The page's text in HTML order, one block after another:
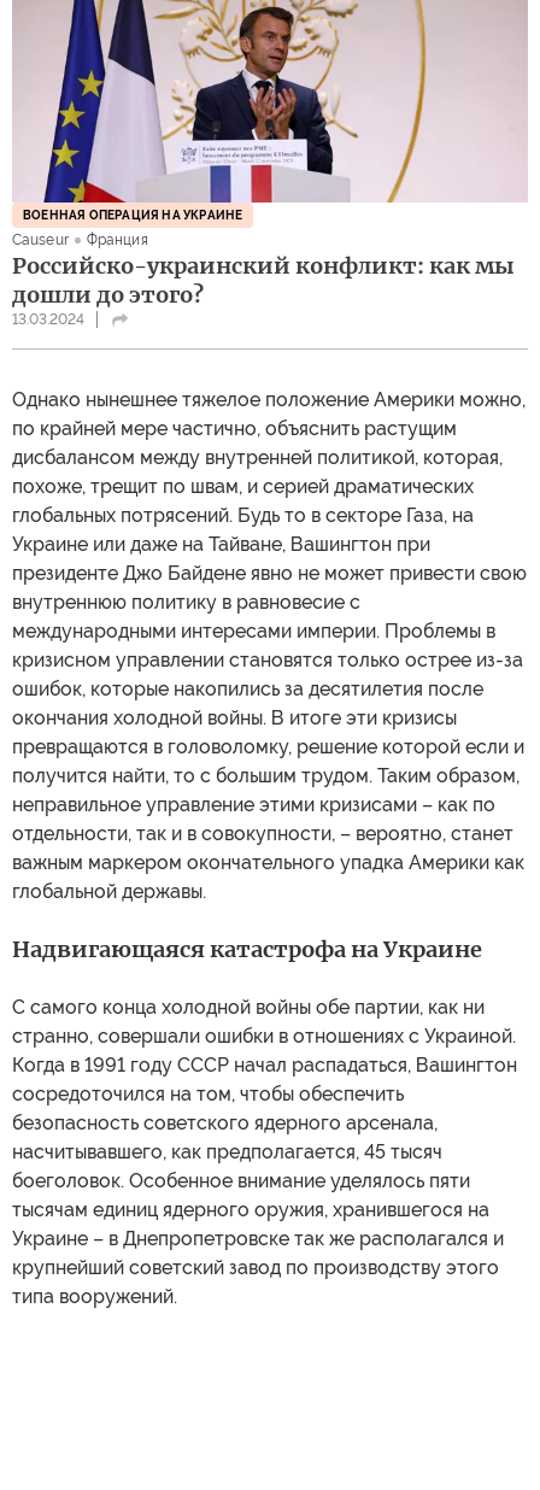
ВОЕННАЯ ОПЕРАЦИЯ НА УКРАИНЕ
Causeur Франция
Российско-украинский конфликт: как мы
дошли до этого?
13.03.2024
Однако нынешнее тяжелое положение Америки можно,
по крайней мере частично, объяснить растущим
дисбалансом между внутренней политикой, которая,
похоже, трещит по швам, и серией драматических
глобальных потрясений. Будь то в секторе Газа, на
Украине или даже на Тайване, Вашингтон при
президенте Джо Байдене явно не может привести свою
внутреннюю политику в равновесие с
международными интересами империи. Проблемы в
кризисном управлении становятся только острее из-за
ошибок, которые накопились за десятилетия после
окончания холодной войны. В итоге эти кризисы
превращаются в головоломку, решение которой если и
получится найти, то с большим трудом. Таким образом,
неправильное управление этими кризисами – как по
отдельности, так и в совокупности, – вероятно, станет
важным маркером окончательного упадка Америки как
глобальной державы.
Надвигающаяся катастрофа на Украине
С самого конца холодной войны обе партии, как ни
странно, совершали ошибки в отношениях с Украиной.
Когда в 1991 году СССР начал распадаться, Вашингтон
сосредоточился на том, чтобы обеспечить
безопасность советского ядерного арсенала,
насчитывавшего, как предполагается, 45 тысяч
боеголовок. Особенное внимание уделялось пяти
тысячам единиц ядерного оружия, хранившегося на
Украине – в Днепропетровске так же располагался и
крупнейший советский завод по производству этого
типа вооружений.